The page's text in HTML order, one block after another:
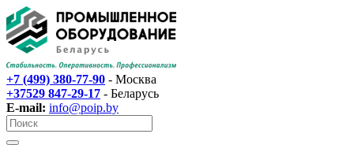
+7 (499) 380-77-90 - Москва
+37529 847-29-17‬ - Беларусь
E-mail: info@poip.by